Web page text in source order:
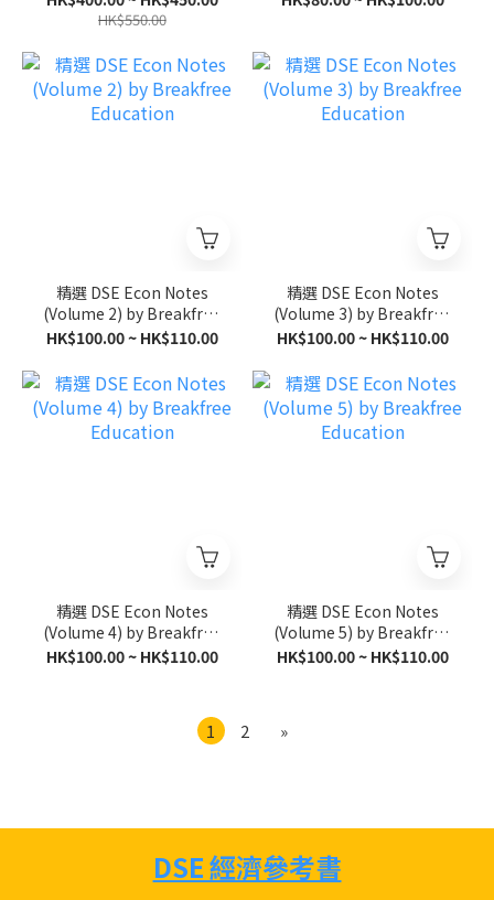
HK$550.00
精選 DSE Econ Notes
(Volume 2) by Breakfree
Education
HK$100.00 ~ HK$110.00
精選 DSE Econ Notes
(Volume 3) by Breakfree
Education
HK$100.00 ~ HK$110.00
精選 DSE Econ Notes
(Volume 4) by Breakfree
Education
HK$100.00 ~ HK$110.00
精選 DSE Econ Notes
(Volume 5) by Breakfree
Education
HK$100.00 ~ HK$110.00
1 2 »
DSE 經濟參考書